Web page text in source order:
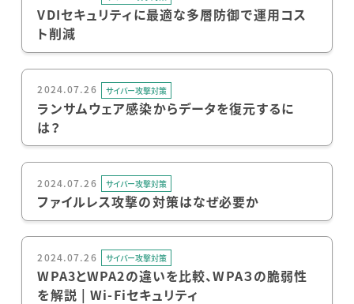
VDIセキュリティに最適な多層防御で運用コス
ト削減
2024.07.26 サイバー攻撃対策
ランサムウェア感染からデータを復元するに
は？
2024.07.26 サイバー攻撃対策
ファイルレス攻撃の対策はなぜ必要か
2024.07.26 サイバー攻撃対策
WPA3とWPA2の違いを比較、WPA３の脆弱性
を解説 | Wi-Fiセキュリティ